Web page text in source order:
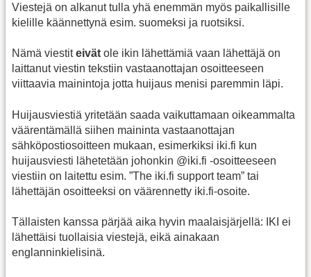
Viestejä on alkanut tulla yhä enemmän myös paikallisille
kielille käännettynä esim. suomeksi ja ruotsiksi.
Nämä viestiteivät ole ikin lähettämiä vaan lähettäjä on
laittanut viestin tekstiin vastaanottajan osoitteeseen
viittaavia mainintoja jotta huijaus menisi paremmin läpi.
Huijausviestiä yritetään saada vaikuttamaan oikeammalta
väärentämällä siihen maininta vastaanottajan
sähköpostiosoitteen mukaan, esimerkiksi iki.fi kun
huijausviesti lähetetään johonkin @iki.fi -osoitteeseen
viestiin on laitettu esim. ”The iki.fi support team” tai
lähettäjän osoitteeksi on väärennetty iki.fi-osoite.
Tällaisten kanssa pärjää aika hyvin maalaisjärjellä: IKI ei
lähettäisi tuollaisia viestejä, eikä ainakaan
englanninkielisinä.